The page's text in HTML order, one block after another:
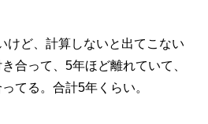
けど、計算しないと出てこない
合って、5年ほど離れていて、
てる。合計5年くらい。